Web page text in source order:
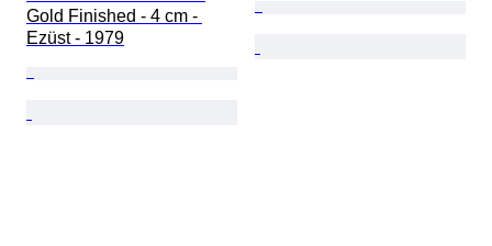
Gold Finished - 4 cm -
Ezüst - 1979